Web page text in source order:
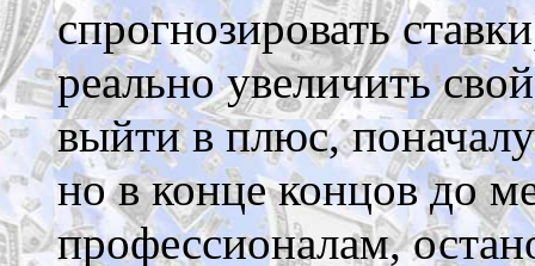
спрогнозировать
реально увеличить
выйти в плюс,
но в конце концов до
профессионалам,